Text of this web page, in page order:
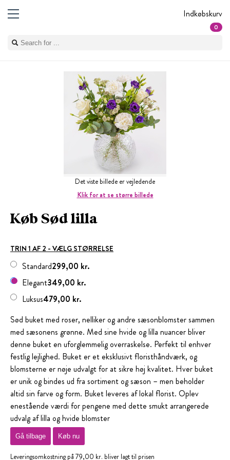
Indkøbskurv
0
Det viste billede er vejledende
Klik for at se større billede
Køb Sød lilla
TRIN 1 AF 2 - VÆLG STØRRELSE
299,00 kr.
Standard
349,00 kr.
Elegant
479,00 kr.
Luksus
Sød buket med roser, nelliker og andre sæsonblomster sammen
med sæsonens grønne. Med sine hvide og lilla nuancer bliver
denne buket en uforglemmelig overraskelse. Perfekt til enhver
festlig lejlighed. Buket er et eksklusivt floristhåndværk, og
blomsterne er nøje udvalgt for at sikre høj kvalitet. Hver buket
er unik og bindes ud fra sortiment og sæson – men beholder
altid sin farve og form. Buket leveres af lokal florist. Oplev
enestående værdi for pengene med dette smukt arrangerede
udvalg af lilla og hvide blomster
Gå tilbage Køb nu
Leveringsomkostning på 79,00 kr. bliver lagt til prisen